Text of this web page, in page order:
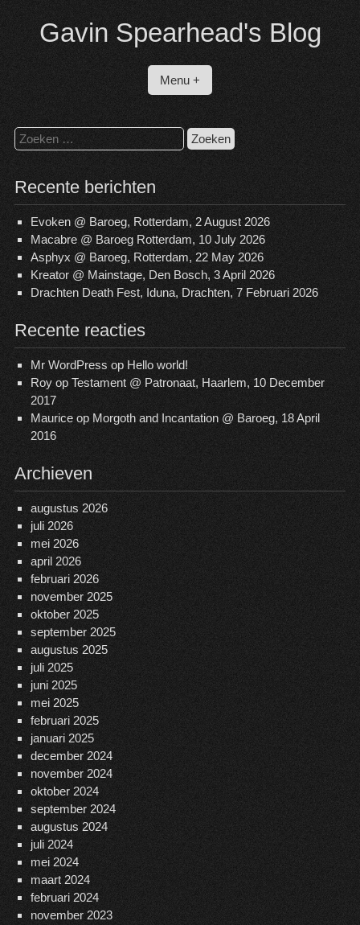
inhoud
Gavin Spearhead's Blog
Menu +
Zoeken
naar:
Recente berichten
Evoken @ Baroeg, Rotterdam, 2 August 2026
Macabre @ Baroeg Rotterdam, 10 July 2026
Asphyx @ Baroeg, Rotterdam, 22 May 2026
Kreator @ Mainstage, Den Bosch, 3 April 2026
Drachten Death Fest, Iduna, Drachten, 7 Februari 2026
Recente reacties
Mr WordPress op Hello world!
Royop Testament @ Patronaat, Haarlem, 10 December
2017
Mauriceop Morgoth and Incantation @ Baroeg, 18 April
2016
Archieven
augustus 2026
juli 2026
mei 2026
april 2026
februari 2026
november 2025
oktober 2025
september 2025
augustus 2025
juli 2025
juni 2025
mei 2025
februari 2025
januari 2025
december 2024
november 2024
oktober 2024
september 2024
augustus 2024
juli 2024
mei 2024
maart 2024
februari 2024
november 2023